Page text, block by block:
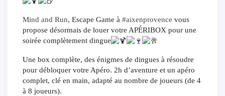
Mind and Run, Escape Game à #aixenprovence vous
propose désormais de louer votre APÉRIBOX pour une
soirée complètement dingue
Une box complète, des énigmes de dingues à résoudre
pour débloquer votre Apéro. 2h d’aventure et un apéro
complet, clé en main, adapté au nombre de joueurs (de 4
à 8 joueurs).